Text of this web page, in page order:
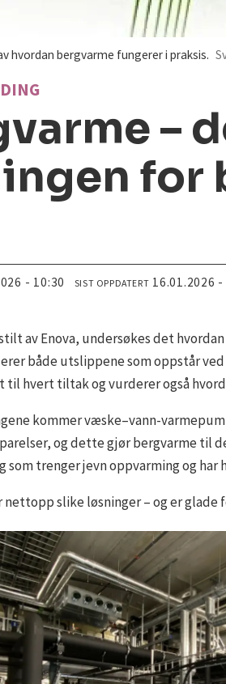
hvordan bergvarme fungerer i praksis.
–
- 10:30 SIST OPPDATERT 16.01.2026
av Enova, undersøkes det
både utslippene som oppstår
til hvert tiltak og vurderer også
kommer væske–vann-
og dette gjør bergvarme til
som trenger jevn oppvarming og har
nettopp slike løsninger – og er